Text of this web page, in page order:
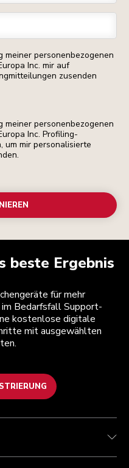
personenbezogenen
Inc. mir auf
zusenden
personenbezogenen
Inc. Profiling-
um mir personalisierte
beste Ergebnis
für mehr
Bedarfsfall Support-
kostenlose digitale
mit ausgewählten